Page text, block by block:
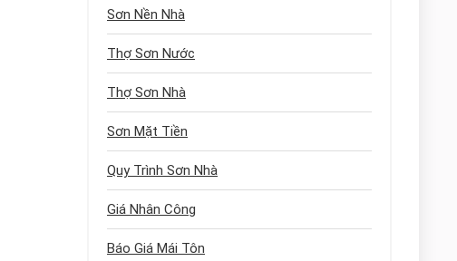
Sơn Nền Nhà
Thợ Sơn Nước
Thợ Sơn Nhà
Sơn Mặt Tiền
Quy Trình Sơn Nhà
Giá Nhân Công
Báo Giá Mái Tôn